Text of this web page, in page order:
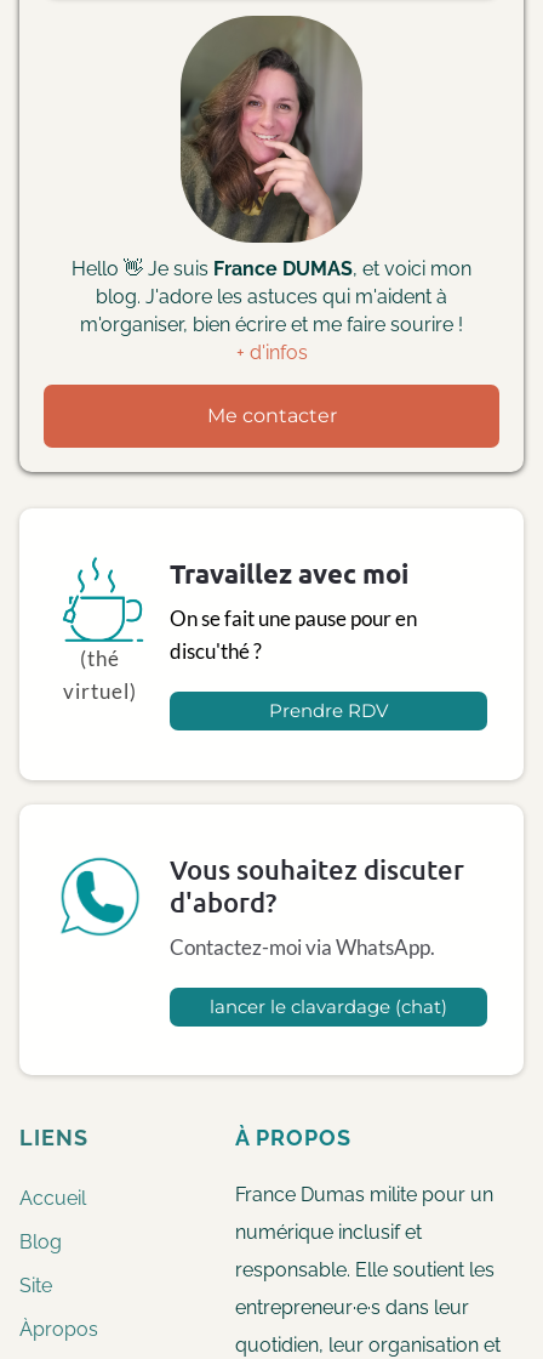
Hello 👋 Je suis France DUMAS, et voici mon
blog. J'adore les astuces qui m'aident à
m'organiser, bien écrire et me faire sourire !
+ d'infos
Me contacter
(thé
virtuel)
Travaillez avec moi
On se fait une pause pour en
discu'thé ?
Prendre RDV
Vous souhaitez discuter
d'abord?
Contactez-moi via WhatsApp.
lancer le clavardage (chat)
LIENS
Accueil
Blog
Site
Àpropos
ÀPROPOS
France Dumas milite pour un
numérique inclusif et
responsable. Elle soutient les
entrepreneur·e·s dans leur
quotidien, leur organisation et